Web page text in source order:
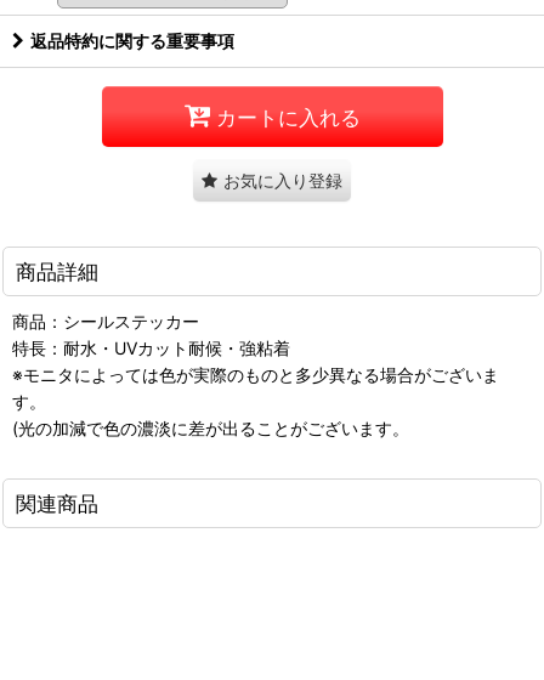
返品特約に関する重要事項
カートに入れる
お気に入り登録
商品詳細
商品：シールステッカー
特長：耐水・UVカット耐候・強粘着
※モニタによっては色が実際のものと多少異なる場合がございま
す。
(光の加減で色の濃淡に差が出ることがございます。
関連商品